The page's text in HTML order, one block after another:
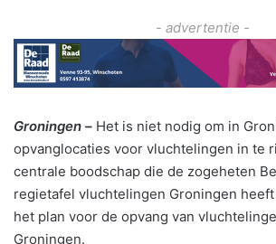
- advertentie -
Groningen – Het is niet nodig om in
opvanglocaties voor vluchtelingen in te
centrale boodschap die de zogeheten
regietafel vluchtelingen Groningen
het plan voor de opvang van
Groningen.